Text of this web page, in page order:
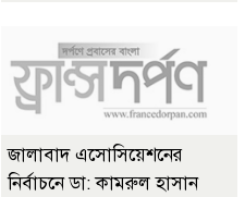
জালাবাদ এসোসিয়েশনের
নির্বাচনে ডা: কামরুল হাসান